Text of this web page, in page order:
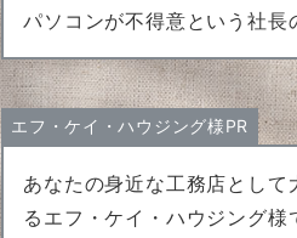
パソコンが不得意という社長
エフ・ケイ・ハウジング様PR
あなたの身近な工務店とし
るエフ・ケイ・ハウジング